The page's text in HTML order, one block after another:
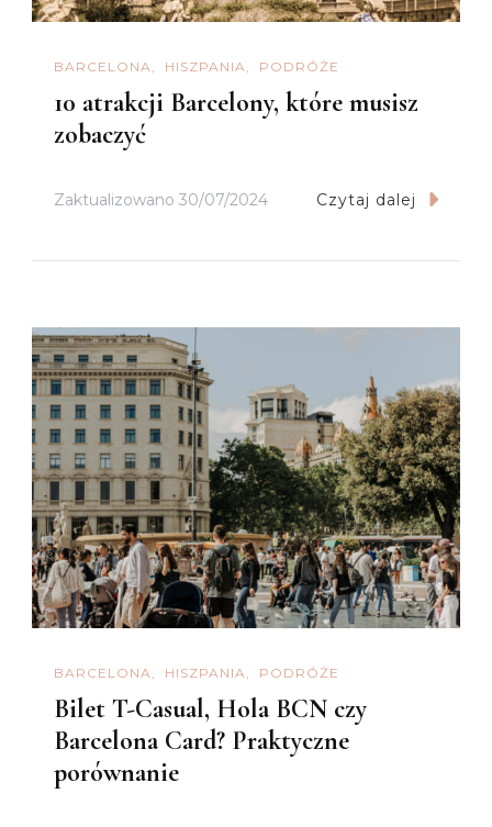
BARCELONA HISZPANIA PODRÓŻE
10 atrakcji Barcelony, które musisz
zobaczyć
Zaktualizowano 30/07/2024 Czytaj dalej
BARCELONA HISZPANIA PODRÓŻE
Bilet T-Casual, Hola BCN czy
Barcelona Card? Praktyczne
porównanie